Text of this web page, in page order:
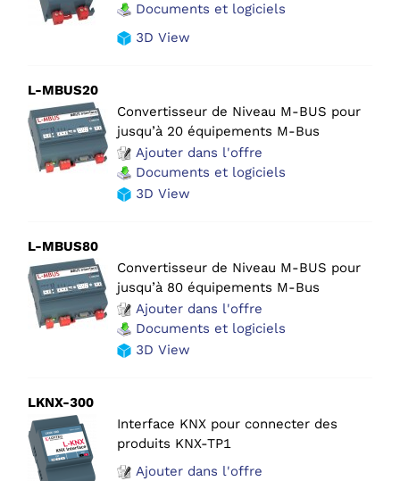
Documents et logiciels
3D View
L-MBUS20
Convertisseur de Niveau M-BUS pour
jusqu’à 20 équipements M-Bus
Ajouter dans l'offre
Documents et logiciels
3D View
L-MBUS80
Convertisseur de Niveau M-BUS pour
jusqu’à 80 équipements M-Bus
Ajouter dans l'offre
Documents et logiciels
3D View
LKNX-300
Interface KNX pour connecter des
produits KNX-TP1
Ajouter dans l'offre